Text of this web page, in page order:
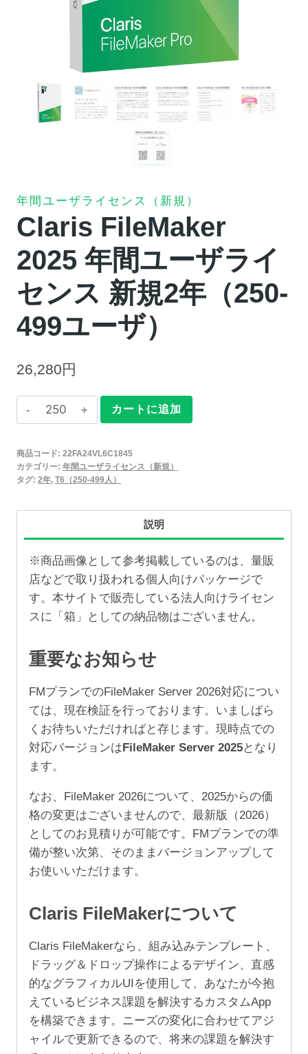
年間ユーザライセンス（新規）
Claris FileMaker
2025 年間ユーザライ
センス 新規2年（250-
499ユーザ）
26,280円
Claris
FileMaker
年
間
ザ
ラ
イ
セ
ン
新
規
2
年
（250-
499
ユ
ザ）
個
カートに追加
商品コード: 22FA24VL6C1845
カテゴリー: 年間ユーザライセンス（新規）
タグ: 2年, T6（250-499人）
説明
※商品画像として参考掲載しているのは、量販
店などで取り扱われる個人向けパッケージで
す。本サイトで販売している法人向けライセン
スに「箱」としての納品物はございません。
重要なお知らせ
FMプランでのFileMaker Server 2026対応につい
ては、現在検証を行っております。いましばら
くお待ちいただければと存じます。現時点での
対応バージョンは FileMaker Server 2025となり
ます。
なお、FileMaker 2026について、2025からの価
格の変更はございませんので、最新版（2026）
としてのお見積りが可能です。FMプランでの準
備が整い次第、そのままバージョンアップして
お使いいただけます。
Claris FileMakerについて
Claris FileMakerなら、組み込みテンプレート、
ドラッグ＆ドロップ操作によるデザイン、直感
的なグラフィカルUIを使用して、あなたが今抱
えているビジネス課題を解決するカスタムApp
を構築できます。ニーズの変化に合わせてアジ
ャイルで更新できるので、将来の課題を解決す